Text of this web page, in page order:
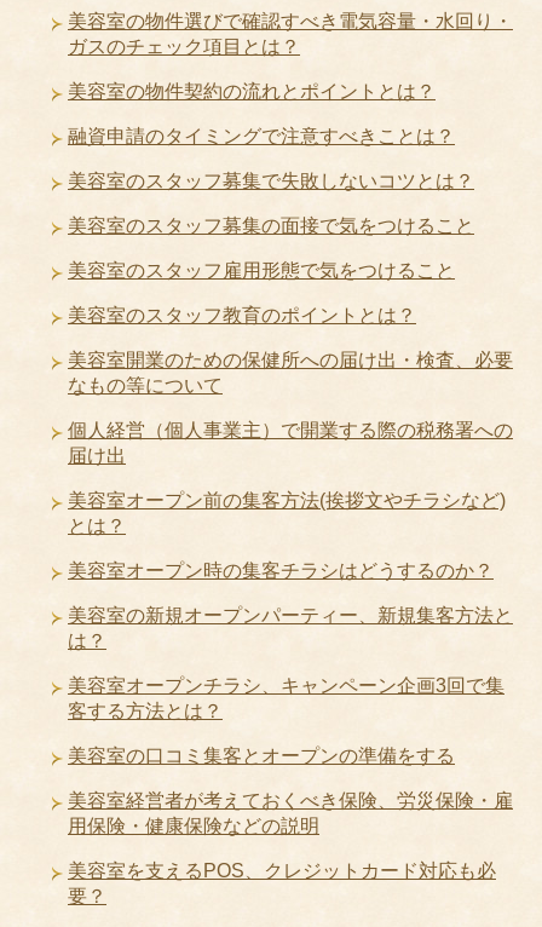
美容室の物件選びで確認すべき電気容量・水回り・
ガスのチェック項目とは？
美容室の物件契約の流れとポイントとは？
融資申請のタイミングで注意すべきことは？
美容室のスタッフ募集で失敗しないコツとは？
美容室のスタッフ募集の面接で気をつけること
美容室のスタッフ雇用形態で気をつけること
美容室のスタッフ教育のポイントとは？
美容室開業のための保健所への届け出・検査、必要
なもの等について
個人経営（個人事業主）で開業する際の税務署への
届け出
美容室オープン前の集客方法(挨拶文やチラシなど)
とは？
美容室オープン時の集客チラシはどうするのか？
美容室の新規オープンパーティー、新規集客方法と
は？
美容室オープンチラシ、キャンペーン企画3回で集
客する方法とは？
美容室の口コミ集客とオープンの準備をする
美容室経営者が考えておくべき保険、労災保険・雇
用保険・健康保険などの説明
美容室を支えるPOS、クレジットカード対応も必
要？